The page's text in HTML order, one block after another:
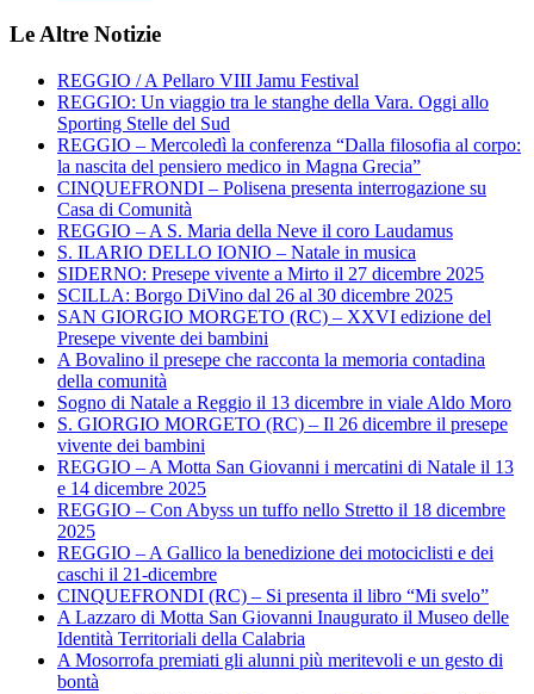
Le Altre Notizie
REGGIO / A Pellaro VIII Jamu Festival
REGGIO: Un viaggio tra le stanghe della Vara. Oggi allo
Sporting Stelle del Sud
REGGIO – Mercoledì la conferenza “Dalla filosofia al corpo:
la nascita del pensiero medico in Magna Grecia”
CINQUEFRONDI – Polisena presenta interrogazione su
Casa di Comunità
REGGIO – A S. Maria della Neve il coro Laudamus
S. ILARIO DELLO IONIO – Natale in musica
SIDERNO: Presepe vivente a Mirto il 27 dicembre 2025
SCILLA: Borgo DiVino dal 26 al 30 dicembre 2025
SAN GIORGIO MORGETO (RC) – XXVI edizione del
Presepe vivente dei bambini
A Bovalino il presepe che racconta la memoria contadina
della comunità
Sogno di Natale a Reggio il 13 dicembre in viale Aldo Moro
S. GIORGIO MORGETO (RC) – Il 26 dicembre il presepe
vivente dei bambini
REGGIO – A Motta San Giovanni i mercatini di Natale il 13
e 14 dicembre 2025
REGGIO – Con Abyss un tuffo nello Stretto il 18 dicembre
2025
REGGIO – A Gallico la benedizione dei motociclisti e dei
caschi il 21-dicembre
CINQUEFRONDI (RC) – Si presenta il libro “Mi svelo”
A Lazzaro di Motta San Giovanni Inaugurato il Museo delle
Identità Territoriali della Calabria
A Mosorrofa premiati gli alunni più meritevoli e un gesto di
bontà